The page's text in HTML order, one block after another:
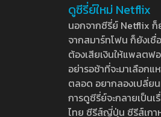
ดูซีรี่ย์ใหม่ Netflix
นอกจากซีรี่ย์ Netflix ก็
จากสมาร์ทโฟน ก็ยังเ
ต้องเสียเงินให้แพลตฟ
อย่ารอช้าที่จะมาเลือก
ตลอด อยากลองเปลี่ย
การดูซีรี่ย์จะกลายเป็น
ไทย ซีรีส์ญี่ปุ่น ซีรีส์เกา